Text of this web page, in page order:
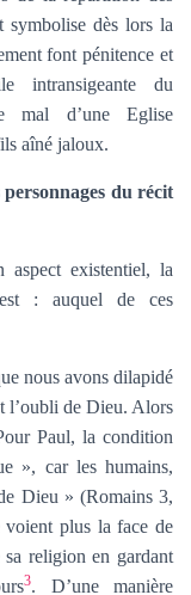
symbolise dès lors la
font pénitence et
intransigeante du
mal d’une Eglise
aîné jaloux.
du récit
aspect existentiel, la
: auquel de ces
nous avons dilapidé
l’oubli de Dieu. Alors
Paul, la condition
», car les humains,
Dieu » (Romains 3,
plus la face de
religion en gardant
3. D’une manière